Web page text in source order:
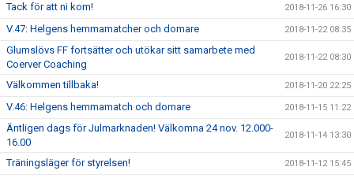
Tack för att ni kom! 2018-11-26 16:30
V.47: Helgens hemmamatcher och domare 2018-11-22 08:35
Glumslövs FF fortsätter och utökar sitt samarbete med
Coerver Coaching
2018-11-22 08:30
Välkommen tillbaka! 2018-11-20 22:25
V.46: Helgens hemmamatch och domare 2018-11-15 11:22
Äntligen dags för Julmarknaden! Välkomna 24 nov. 12.000-
16.00
2018-11-14 13:30
Träningsläger för styrelsen! 2018-11-12 15:45